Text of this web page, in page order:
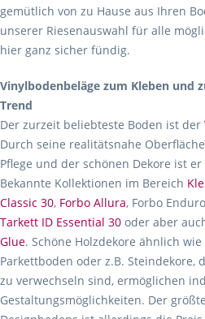
gemütlich von zu Hause aus Ihren
unserer Riesenauswahl für alle
hier ganz sicher fündig.
Vinylbodenbeläge zum Kleben und
Trend
Der zurzeit beliebteste Boden ist der
Durch seine realitätsnahe
Pflege und der schönen Dekore ist
Bekannte Kollektionen im Bereich
Classic 30, Forbo Allura, Forbo
Tarkett ID Essential 30 oder aber
Glue. Schöne Holzdekore ähnlich
Parkettboden oder z.B.
zu verwechseln sind, ermöglichen
Gestaltungsmöglichkeiten. Der